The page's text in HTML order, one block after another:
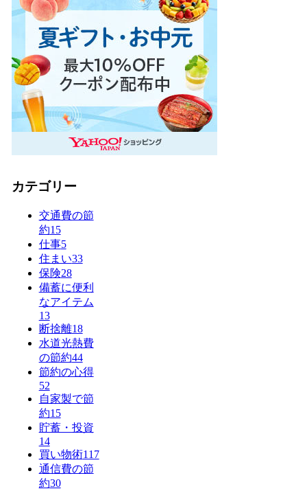
カテゴリー
交通費の節
約15
仕事5
住まい33
保険28
備蓄に便利
なアイテム
13
断捨離18
水道光熱費
の節約44
節約の心得
52
自家製で節
約15
貯蓄・投資
14
買い物術117
通信費の節
約30